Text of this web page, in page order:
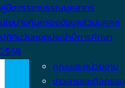
คู่มือจรรยาบรรณบุคลากร
นโยบายคุ้มครองข้อมูลส่วนบุคคล
ปฏิทินวันหยุดประจำปีการศึกษา
2568
คณะและหน่วยงาน
ข่าวสารและกิจกรรม